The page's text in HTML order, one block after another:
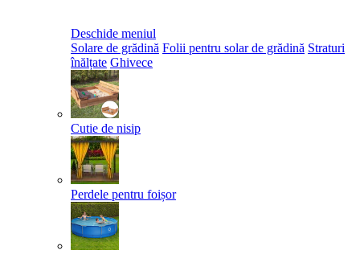
Deschide meniul
Solare de grădină Folii pentru solar de grădină Straturi
înălțate Ghivece
Cutie de nisip
Perdele pentru foișor